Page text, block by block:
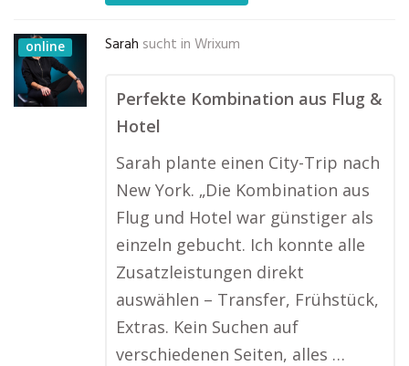
online Sarah sucht in Wrixum
Perfekte Kombination aus Flug &
Hotel
Sarah plante einen City-Trip nach
New York. „Die Kombination aus
Flug und Hotel war günstiger als
einzeln gebucht. Ich konnte alle
Zusatzleistungen direkt
auswählen – Transfer, Frühstück,
Extras. Kein Suchen auf
verschiedenen Seiten, alles …